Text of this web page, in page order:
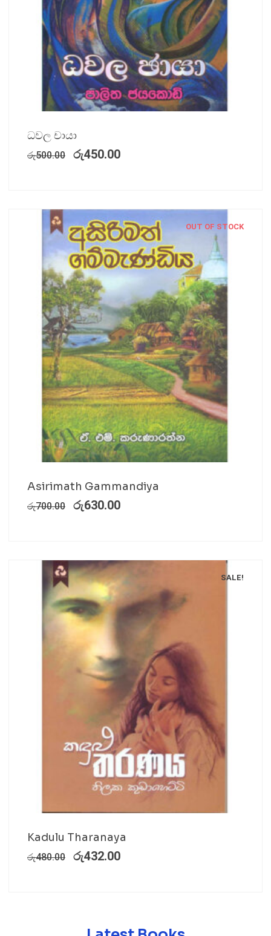
ධවල චායා
රු500.00 රු450.00
OUT OF STOCK
Asirimath Gammandiya
රු700.00 රු630.00
SALE!
Kadulu Tharanaya
රු480.00 රු432.00